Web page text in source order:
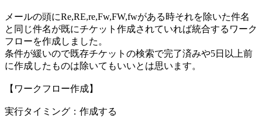
メールの頭にRe,RE,re,Fw,FW,fwがある時それを除いた件名
と同じ件名が既にチケット作成されていれば統合するワーク
フローを作成しました。
条件が緩いので既存チケットの検索で完了済みや5日以上前
に作成したものは除いてもいいとは思います。
【ワークフロー作成】
実行タイミング：作成する